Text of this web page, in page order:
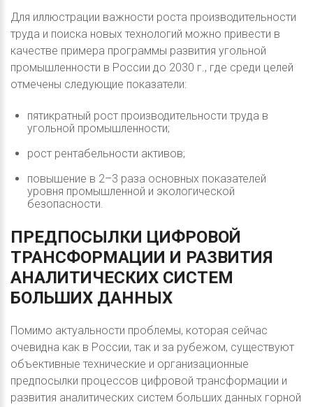
Для иллюстрации важности роста производительности
труда и поиска новых технологий можно привести в
качестве примера программы развития угольной
промышленности в России до 2030 г., где среди целей
отмечены следующие показатели:
пятикратный рост производительности труда в
угольной промышленности;
рост рентабельности активов;
повышение в 2–3 раза основных показателей
уровня промышленной и экологической
безопасности.
ПРЕДПОСЫЛКИ ЦИФРОВОЙ
ТРАНСФОРМАЦИИ И РАЗВИТИЯ
АНАЛИТИЧЕСКИХ СИСТЕМ
БОЛЬШИХ ДАННЫХ
Помимо актуальности проблемы, которая сейчас
очевидна как в России, так и за рубежом, существуют
объективные технические и организационные
предпосылки процессов цифровой трансформации и
развития аналитических систем больших данных горной